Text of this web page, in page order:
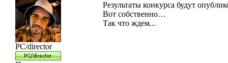
PC/director
Результаты конкурса будут
Вот собственно…
Так что ждем...